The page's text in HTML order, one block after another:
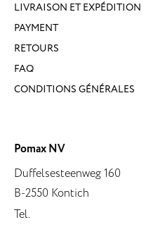
LIVRAISON ET EXPÉDITION
PAYMENT
RETOURS
FAQ
CONDITIONS GÉNÉRALES
Pomax NV
Duffelsesteenweg 160
B-2550 Kontich
Tel.